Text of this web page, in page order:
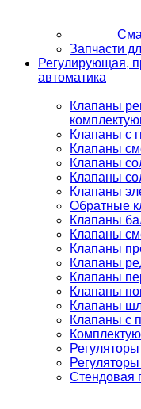
Запчасти
Регулирующая,
автоматика
Клапаны
Клапаны с
Клапаны
Клапаны
Клапаны
Клапаны
Обратные
Клапаны
Клапаны
Клапаны
Клапаны
Клапаны
Клапаны
Клапаны
Клапаны с
Стендовая